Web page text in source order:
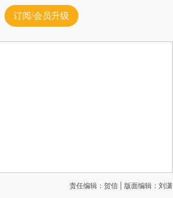
订阅/会员升级
责任编辑：贺信 | 版面编辑：刘潇